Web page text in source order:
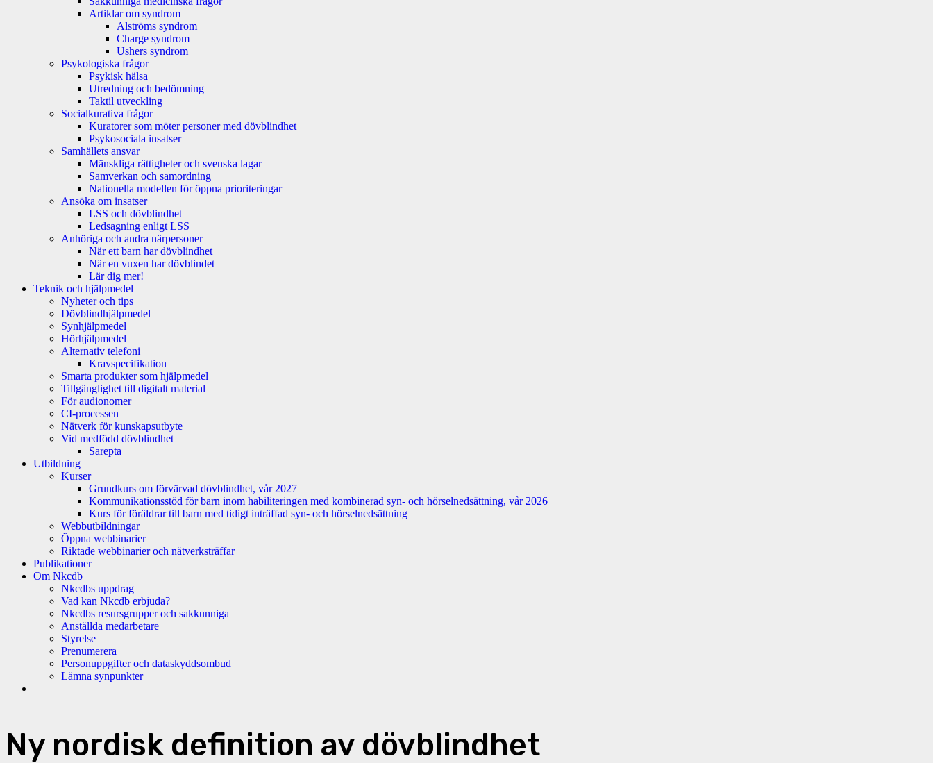
Artiklar om syndrom
Alströms syndrom
Charge syndrom
Ushers syndrom
Psykologiska frågor
Psykisk hälsa
Utredning och bedömning
Taktil utveckling
Socialkurativa frågor
Kuratorer som möter personer med dövblindhet
Psykosociala insatser
Samhällets ansvar
Mänskliga rättigheter och svenska lagar
Samverkan och samordning
Nationella modellen för öppna prioriteringar
Ansöka om insatser
LSS och dövblindhet
Ledsagning enligt LSS
Anhöriga och andra närpersoner
När ett barn har dövblindhet
När en vuxen har dövblindet
Lär dig mer!
Teknik och hjälpmedel
Nyheter och tips
Dövblindhjälpmedel
Synhjälpmedel
Hörhjälpmedel
Alternativ telefoni
Kravspecifikation
Smarta produkter som hjälpmedel
Tillgänglighet till digitalt material
För audionomer
CI-processen
Nätverk för kunskapsutbyte
Vid medfödd dövblindhet
Sarepta
Utbildning
Kurser
Grundkurs om förvärvad dövblindhet, vår 2027
Kommunikationsstöd för barn inom habiliteringen med kombinerad syn- och hörselnedsättning, vår 2026
Kurs för föräldrar till barn med tidigt inträffad syn- och hörselnedsättning
Webbutbildningar
Öppna webbinarier
Riktade webbinarier och nätverksträffar
Publikationer
Om Nkcdb
Nkcdbs uppdrag
Vad kan Nkcdb erbjuda?
Nkcdbs resursgrupper och sakkunniga
Anställda medarbetare
Styrelse
Prenumerera
Personuppgifter och dataskyddsombud
Lämna synpunkter
Ny nordisk definition av dövblindhet